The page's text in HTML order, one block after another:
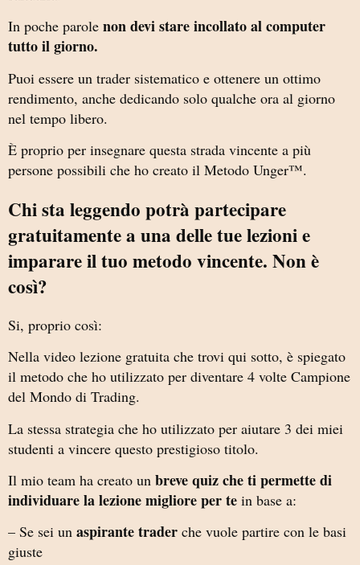
In poche parole non devi stare incollato al computer
tutto il giorno.
Puoi essere un trader sistematico e ottenere un ottimo
rendimento, anche dedicando solo qualche ora al giorno
nel tempo libero.
È proprio per insegnare questa strada vincente a più
persone possibili che ho creato il Metodo Unger™.
Chi sta leggendo potrà partecipare
gratuitamente a una delle tue lezioni e
imparare il tuo metodo vincente. Non è
così?
Si, proprio così:
Nella video lezione gratuita che trovi qui sotto, è spiegato
il metodo che ho utilizzato per diventare 4 volte Campione
del Mondo di Trading.
La stessa strategia che ho utilizzato per aiutare 3 dei miei
studenti a vincere questo prestigioso titolo.
Il mio team ha creato un breve quiz che ti permette di
individuare la lezione migliore per te in base a:
– Se sei un aspirante trader che vuole partire con le basi
giuste